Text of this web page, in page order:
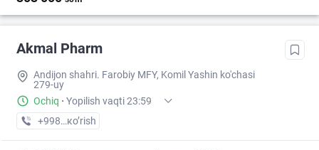
Akmal Pharm
Andijon shahri. Farobiy MFY, Komil Yashin ko'chasi
279-uy
Ochiq · Yopilish vaqti 23:59
+998 (90) XXX-XX-XX
кo’rish